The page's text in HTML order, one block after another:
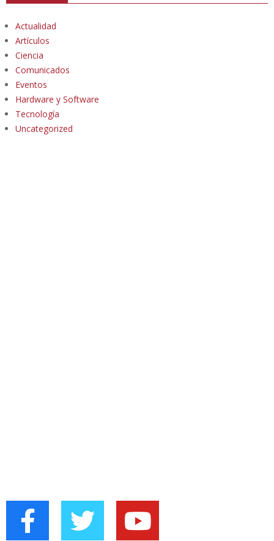
Actualidad
Artículos
Ciencia
Comunicados
Eventos
Hardware y Software
Tecnología
Uncategorized